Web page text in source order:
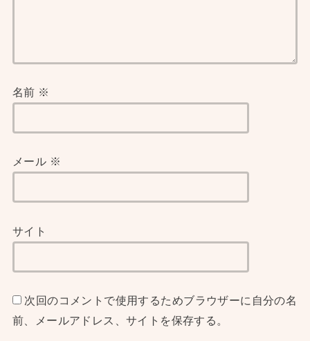
名前 ※
メール ※
サイト
次回のコメントで使用するためブラウザーに自分の名
前、メールアドレス、サイトを保存する。